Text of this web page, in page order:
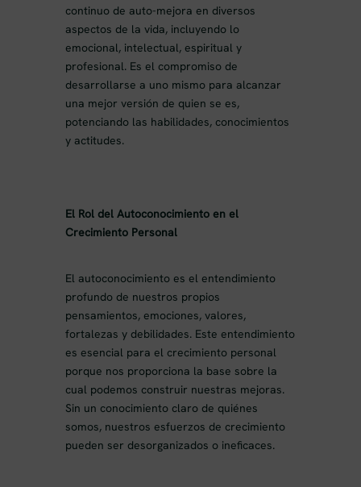
continuo de auto-mejora en diversos
aspectos de la vida, incluyendo lo
emocional, intelectual, espiritual y
profesional. Es el compromiso de
desarrollarse a uno mismo para alcanzar
una mejor versión de quien se es,
potenciando las habilidades, conocimientos
y actitudes.
El Rol del Autoconocimiento en el
Crecimiento Personal
El autoconocimiento es el entendimiento
profundo de nuestros propios
pensamientos, emociones, valores,
fortalezas y debilidades. Este entendimiento
es esencial para el crecimiento personal
porque nos proporciona la base sobre la
cual podemos construir nuestras mejoras.
Sin un conocimiento claro de quiénes
somos, nuestros esfuerzos de crecimiento
pueden ser desorganizados o ineficaces.